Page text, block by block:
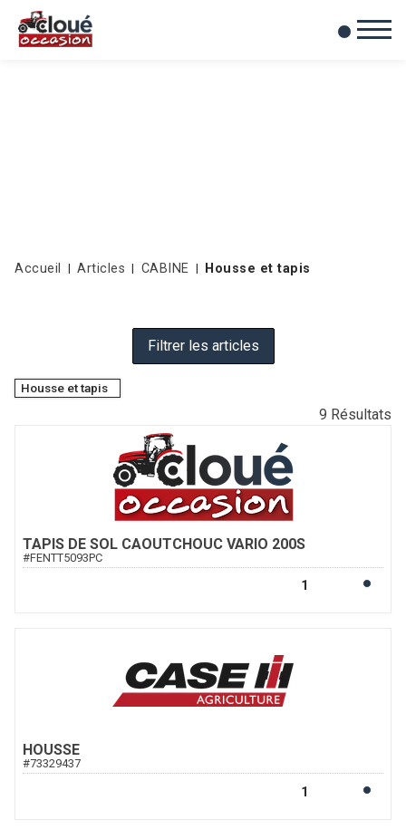
Mes favoris
0
Accueil Articles CABINE Housse et tapis
Filtrer les articles
Housse et tapis
9 Résultats
TAPIS DE SOL CAOUTCHOUC VARIO 200S
#FENTT5093PC
HOUSSE
#73329437